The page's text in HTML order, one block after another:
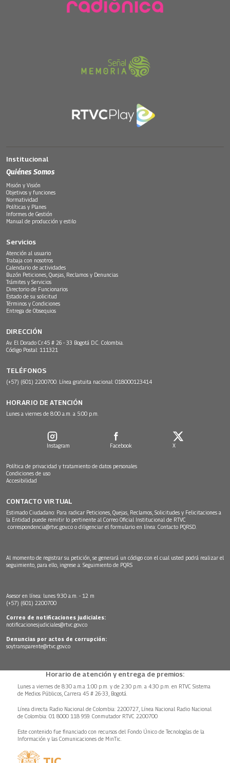
Institucional
Quiénes Somos
Misión y Visión
Objetivos y funciones
Normatividad
Políticas y Planes
Informes de Gestión
Manual de producción y estilo
Servicios
Atención al usuario
Trabaja con nosotros
Calendario de actividades
Buzón Peticiones, Quejas, Reclamos y Denuncias
Trámites y Servicios
Directorio de Funcionarios
Estado de su solicitud
Términos y Condiciones
Entrega de Obsequios
DIRECCIÓN
Av. El Dorado Cr.45 # 26 - 33 Bogotá D.C. Colombia.
Código Postal: 111321
TELÉFONOS
(+57) (601) 2200700. Línea gratuita nacional: 018000123414
HORARIO DE ATENCIÓN
Lunes a viernes de 8:00 a.m. a 5:00 p.m.
Instagram Facebook X
Política de privacidad y tratamiento de datos personales
Condiciones de uso
Accesibilidad
CONTACTO VIRTUAL
Estimado Ciudadano: Para radicar Peticiones, Quejas, Reclamos, Solicitudes y Felicitaciones a
la Entidad puede remitir lo pertinente al Correo Oficial Institucional de RTVC
correspondencia@rtvc.gov.co o diligenciar el formulario en línea: Contacto PQRSD.
Al momento de registrar su petición, se generará un código con el cual usted podrá realizar el
seguimiento, para ello, ingrese a: Seguimiento de PQRS
Asesor en línea: lunes 9:30 a.m. - 12 m
(+57) (601) 2200700
Correo de notificaciones judiciales:
notificacionesjudiciales@rtvc.gov.co
Denuncias por actos de corrupción:
soytransparente@rtvc.gov.co
Horario de atención y entrega de premios:
Lunes a viernes de 8:30 a.m.a 1:00 p.m. y de 2:30 p.m. a 4:30 p.m. en RTVC Sistema
de Medios Públicos, Carrera 45 # 26-33, Bogotá.
Línea directa Radio Nacional de Colombia: 2200727, Línea Nacional Radio Nacional
de Colombia: 01 8000 118 959. Conmutador RTVC 2200700
Este contenido fue financiado con recursos del Fondo Único de Tecnologías de la
Información y las Comunicaciones de MinTic.